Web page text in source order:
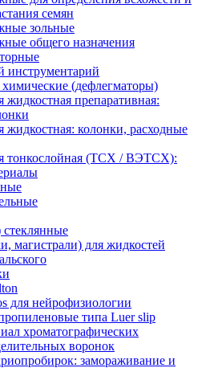
семян
зольные
общего назначения
инструментарий
(дефлегматоры)
жидкостная препаративная:
жидкостная: колонки, расходные
тонкослойная (ТСХ / ВЭТСХ):
магистрали) для жидкостей
для нейрофизиологии
типа Luer slip
хроматографических
воронок
замораживание и